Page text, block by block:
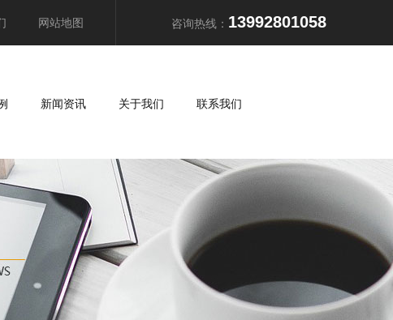
网站地图 咨询热线： 13992801058
新闻资讯 关于我们 联系我们